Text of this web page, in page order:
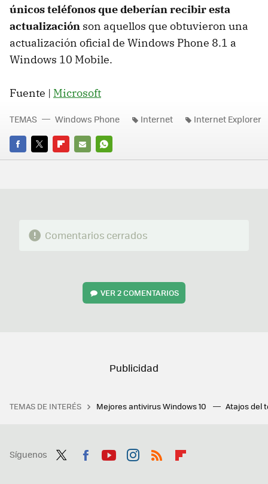
únicos teléfonos que deberían recibir esta
actualización son aquellos que obtuvieron una
actualización oficial de Windows Phone 8.1 a
Windows 10 Mobile.
Fuente | Microsoft
FACEBOOK
TWITTERFLIPBOARD
E-
WHATSAPP
TEMAS Windows Phone Internet Internet Explorer
Comentarios cerrados
VER2 COMENTARIOS
TEMAS DE INTERÉS Mejores antivirus Windows 10 Atajos del
Síguenos